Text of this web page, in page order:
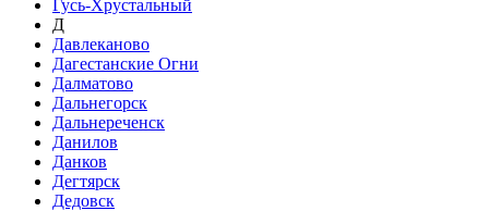
Гусь-Хрустальный
Д
Давлеканово
Дагестанские Огни
Далматово
Дальнегорск
Дальнереченск
Данилов
Данков
Дегтярск
Дедовск